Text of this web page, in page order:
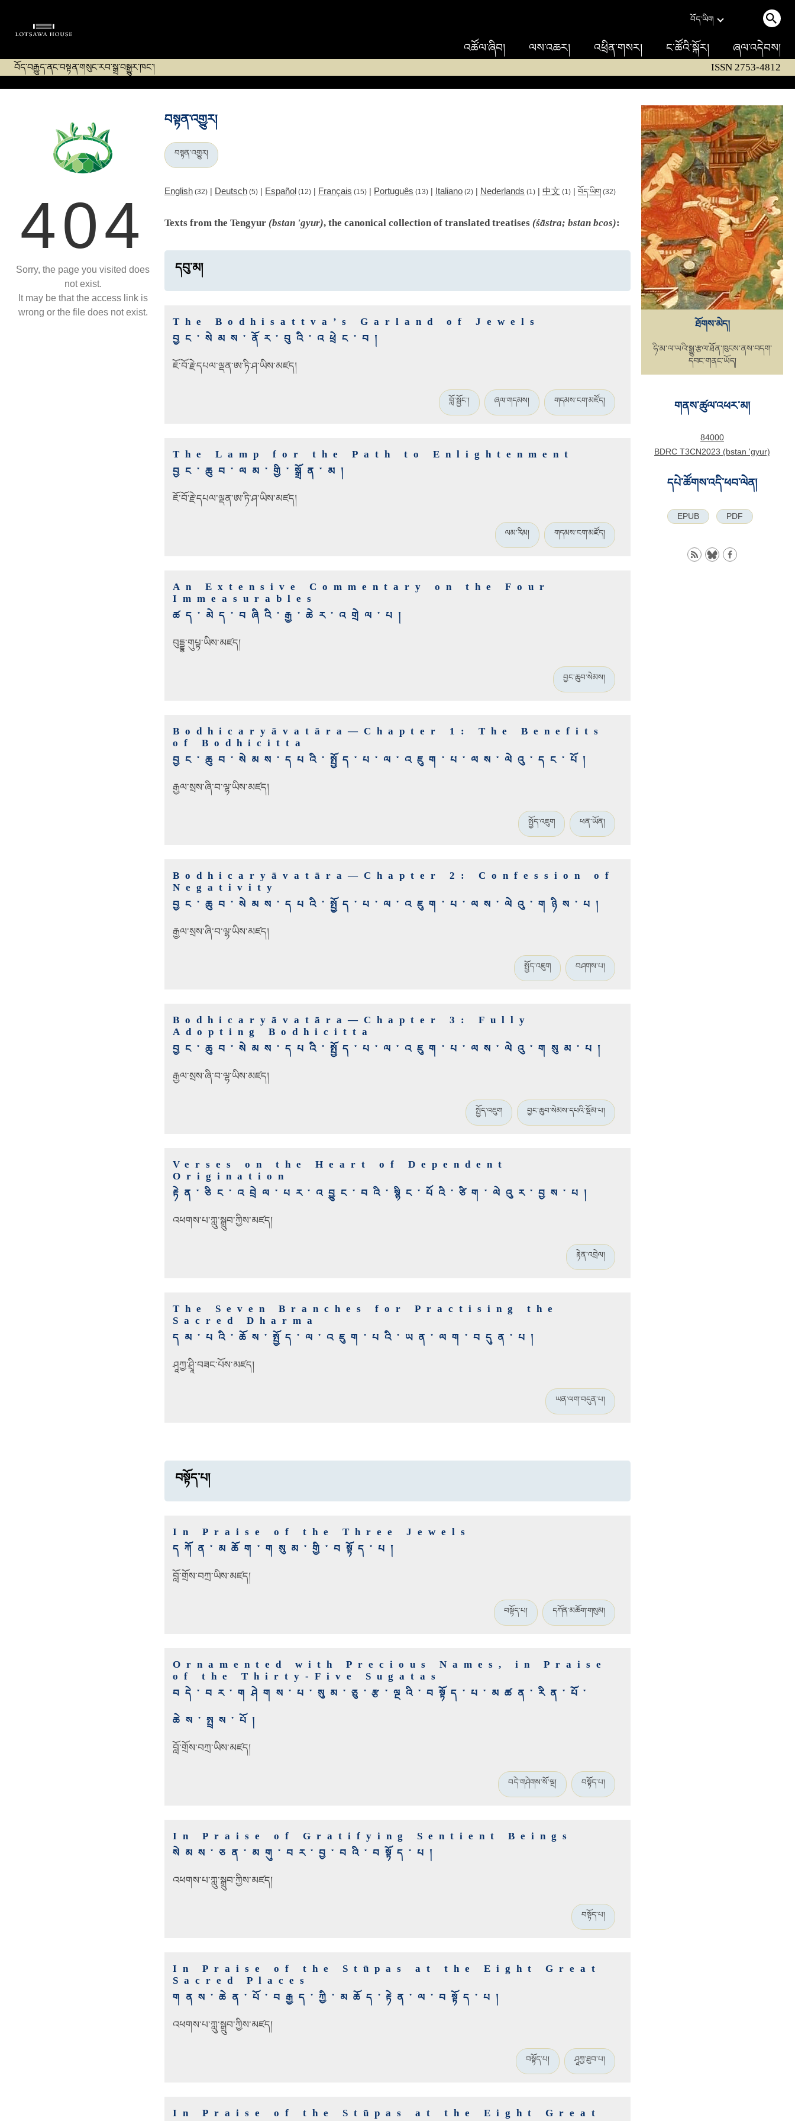
བོད་ཡིག
འཚོལ་ཞིབ། ལས་འཆར། འཕྲིན་གསར། ང་ཚོའི་སྐོར། ཞལ་འདེབས།
བོད་བརྒྱུད་ནང་བསྟན་གསུང་རབ་སྒྲ་བསྒྱུར་ཁང་། ISSN 2753-4812
404
Sorry, the page you visited does
not exist.
It may be that the access link is
wrong or the file does not exist.
བསྟན་འགྱུར།
བསྟན་འགྱུར།
English (32) | Deutsch (5) | Español (12) | Français (15) | Português (13) | Italiano (2) | Nederlands (1) | 中文 (1) | བོད་ཡིག (32)
Texts from the Tengyur (bstan 'gyur), the canonical collection of translated treatises (śāstra; bstan bcos):
དབུ་མ།
The Bodhisattva’s Garland of Jewels
བྱང་སེམས་ནོར་བུའི་འཕྲེང་བ།
ཇོ་བོ་རྗེ་དཔལ་ལྡན་ཨ་ཏི་ཤ་ཡིས་མཛད།
བློ་སྦྱོང་། ཞལ་གདམས། གདམས་ངག་མཛོད།
The Lamp for the Path to Enlightenment
བྱང་ཆུབ་ལམ་གྱི་སྒྲོན་མ།
ཇོ་བོ་རྗེ་དཔལ་ལྡན་ཨ་ཏི་ཤ་ཡིས་མཛད།
ལམ་རིམ། གདམས་ངག་མཛོད།
An Extensive Commentary on the Four
Immeasurables
ཚད་མེད་བཞིའི་རྒྱ་ཆེར་འགྲེལ་པ།
བུདྡྷ་གུཔྟ་ཡིས་མཛད།
བྱང་ཆུབ་སེམས།
Bodhicaryāvatāra—Chapter 1: The Benefits
of Bodhicitta
བྱང་ཆུབ་སེམས་དཔའི་སྤྱོད་པ་ལ་འཇུག་པ་ལས་ལེའུ་དང་པོ།
རྒྱལ་སྲས་ཞི་བ་ལྷ་ཡིས་མཛད།
སྤྱོད་འཇུག ཕན་ཡོན།
Bodhicaryāvatāra—Chapter 2: Confession of
Negativity
བྱང་ཆུབ་སེམས་དཔའི་སྤྱོད་པ་ལ་འཇུག་པ་ལས་ལེའུ་གཉིས་པ།
རྒྱལ་སྲས་ཞི་བ་ལྷ་ཡིས་མཛད།
སྤྱོད་འཇུག བཤགས་པ།
Bodhicaryāvatāra—Chapter 3: Fully
Adopting Bodhicitta
བྱང་ཆུབ་སེམས་དཔའི་སྤྱོད་པ་ལ་འཇུག་པ་ལས་ལེའུ་གསུམ་པ།
རྒྱལ་སྲས་ཞི་བ་ལྷ་ཡིས་མཛད།
སྤྱོད་འཇུག བྱང་ཆུབ་སེམས་དཔའི་སྡོམ་པ།
Verses on the Heart of Dependent
Origination
རྟེན་ཅིང་འབྲེལ་པར་འབྱུང་བའི་སྙིང་པོའི་ཙིག་ལེའུར་བྱས་པ།
འཕགས་པ་ཀླུ་སྒྲུབ་ཀྱིས་མཛད།
རྟེན་འབྲེལ།
The Seven Branches for Practising the
Sacred Dharma
དམ་པའི་ཆོས་སྤྱོད་ལ་འཇུག་པའི་ཡན་ལག་བདུན་པ།
ཤཱཀྱ་ཤྲཱི་བཟང་པོས་མཛད།
ཡན་ལག་བདུན་པ།
བསྟོད་པ།
In Praise of the Three Jewels
དཀོན་མཆོག་གསུམ་གྱི་བསྟོད་པ།
བློ་གྲོས་བཀྲ་ཡིས་མཛད།
བསྟོད་པ། དཀོན་མཆོག་གསུམ།
Ornamented with Precious Names, in Praise
of the Thirty-Five Sugatas
བདེ་བར་གཤེགས་པ་སུམ་ཅུ་རྩ་ལྔའི་བསྟོད་པ་མཚན་རིན་པོ་
ཆེས་སྤྲས་པོ།
བློ་གྲོས་བཀྲ་ཡིས་མཛད།
བདེ་གཤེགས་སོ་ལྔ། བསྟོད་པ།
In Praise of Gratifying Sentient Beings
སེམས་ཅན་མགུ་བར་བྱ་བའི་བསྟོད་པ།
འཕགས་པ་ཀླུ་སྒྲུབ་ཀྱིས་མཛད།
བསྟོད་པ།
In Praise of the Stūpas at the Eight Great
Sacred Places
གནས་ཆེན་པོ་བརྒྱད་ཀྱི་མཆོད་རྟེན་ལ་བསྟོད་པ།
འཕགས་པ་ཀླུ་སྒྲུབ་ཀྱིས་མཛད།
བསྟོད་པ། ཤཱཀྱ་ཐུབ་པ།
In Praise of the Stūpas at the Eight Great
ཐོགས་མེད།
ཧི་མ་ལ་ཡའི་སྒྱུ་རྩལ་ཐོན་ཁུངས་ནས་བདག་
དབང་གནང་ཡོད།
གནས་ཚུལ་འཕར་མ།
84000
BDRC T3CN2023 (bstan 'gyur)
དཔེ་ཚོགས་འདི་ཕབ་ལེན།
EPUB PDF